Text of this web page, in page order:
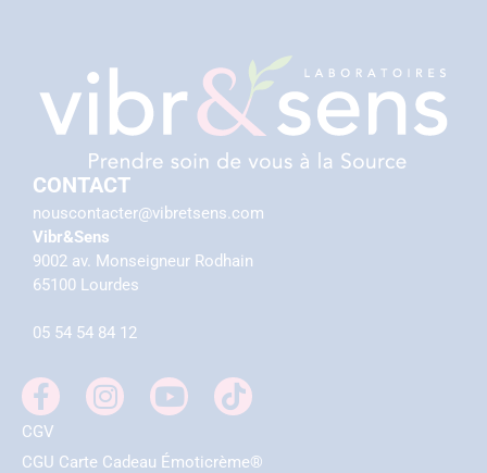
CONTACT
nouscontacter@vibretsens.com
Vibr&Sens
9002 av. Monseigneur Rodhain
65100 Lourdes
05 54 54 84 12
CGV
CGU Carte Cadeau Émoticrème®